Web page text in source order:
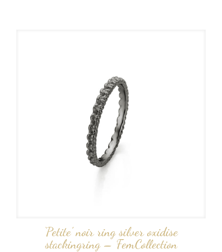
‘Petite’ noir ring silver oxidise
stackingring – FemCollection